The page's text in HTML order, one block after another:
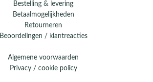
Bestelling & levering
Betaalmogelijkheden
Retourneren
Beoordelingen / klantreacties
Algemene voorwaarden
Privacy / cookie policy